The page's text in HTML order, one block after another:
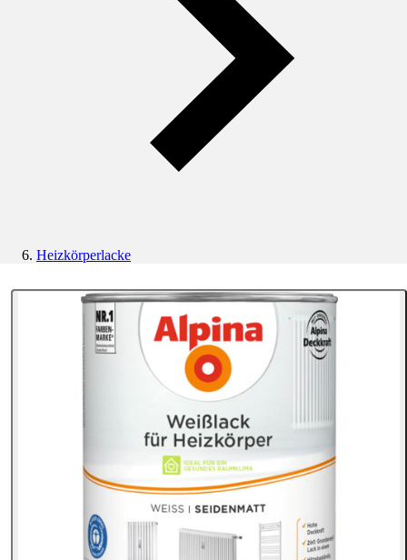
Heizkörperlacke